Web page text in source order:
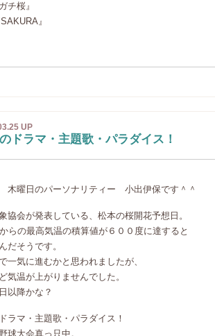
桜』
』
UP
ドラマ・主題歌・パラダイス！
木曜日のパーソナリティー 小出伊保です＾＾
協会が発表している、松本の桜開花予想日。
らの最高気温の積算値が６００度に達すると
だそうです。
一気に進むかと思われましたが、
気温が上がりませんでした。
以降かな？
ラマ・主題歌・パラダイス！
球大会真っ只中。